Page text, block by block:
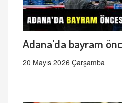
Adana’da bayram
20 Mayıs 2026 Çarşamba